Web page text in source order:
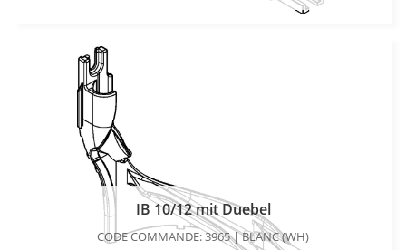
IB 10/12 mit Duebel
CODE COMMANDE: 3965 | BLANC (WH)